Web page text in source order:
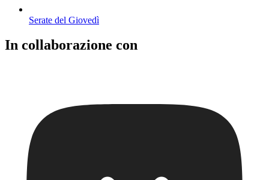
Serate del Giovedì
In collaborazione con